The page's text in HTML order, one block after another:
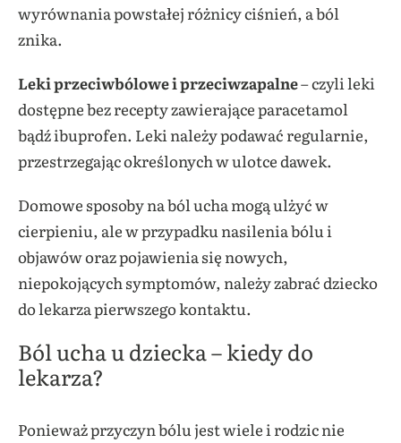
wyrównania powstałej różnicy ciśnień, a ból
znika.
Leki przeciwbólowe i przeciwzapalne– czyli leki
dostępne bez recepty zawierające paracetamol
bądź ibuprofen. Leki należy podawać regularnie,
przestrzegając określonych w ulotce dawek.
Domowe sposoby na ból ucha mogą ulżyć w
cierpieniu, ale w przypadku nasilenia bólu i
objawów oraz pojawienia się nowych,
niepokojących symptomów, należy zabrać dziecko
do lekarza pierwszego kontaktu.
Ból ucha u dziecka – kiedy do
lekarza?
Ponieważ przyczyn bólu jest wiele i rodzic nie